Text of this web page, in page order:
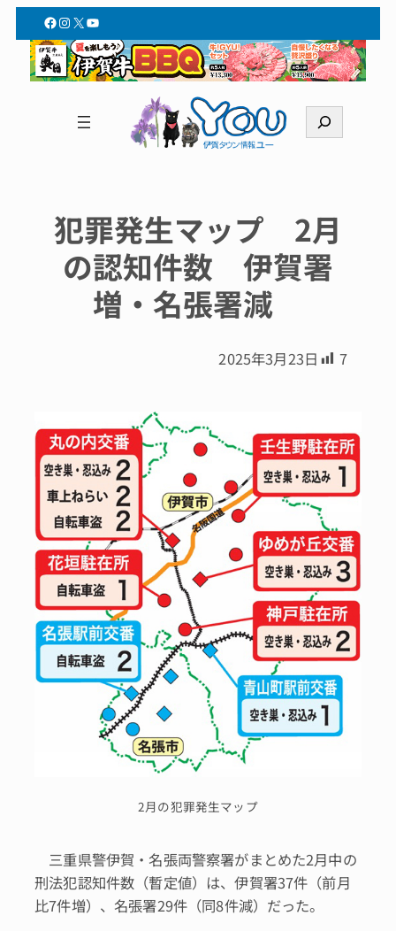
Facebook
Instagram
X YouTube
索
犯罪発生マップ 2月
の認知件数 伊賀署
増・名張署減
2025年3月23日 7
2月の犯罪発生マップ
三重県警伊賀・名張両警察署がまとめた2月中の
刑法犯認知件数（暫定値）は、伊賀署37件（前月
比7件増）、名張署29件（同8件減）だった。